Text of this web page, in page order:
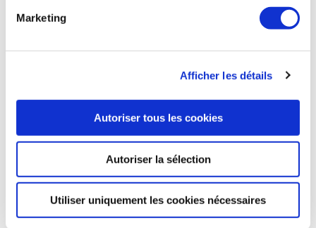
Marketing
Afficher les détails
Autoriser tous les cookies
Autoriser la sélection
Utiliser uniquement les cookies nécessaires
2026 et sera suivi du PT5, premier appareil de série, qui
servira notamment comme appareil de démonstration par
Aerobuzz du 20 mars 2026
DÉFENSE